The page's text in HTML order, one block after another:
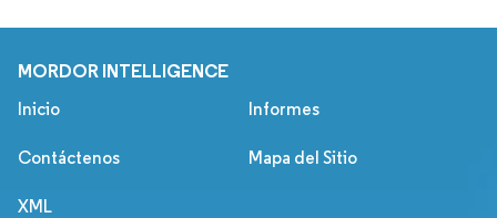
MORDOR INTELLIGENCE
Inicio Informes
Contáctenos Mapa del Sitio
XML